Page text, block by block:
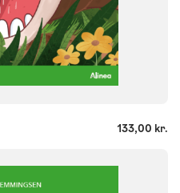
133,00 kr.